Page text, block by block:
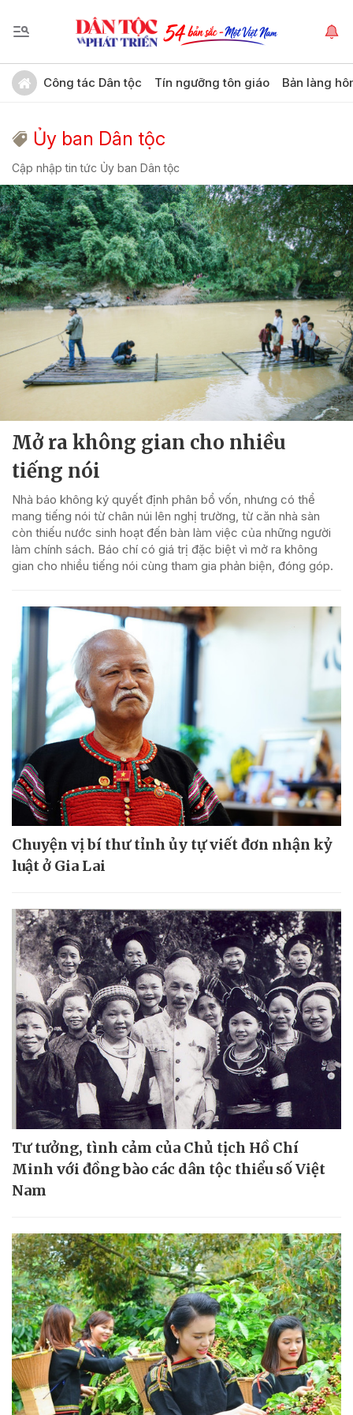
Công tác Dân tộc Tín ngưỡng tôn giáo Bản làng
Ủy ban Dân tộc
Cập nhập tin tức Ủy ban Dân tộc
Mở ra không gian cho nhiều
tiếng nói
Nhà báo không ký quyết định phân bổ vốn, nhưng có thể
mang tiếng nói từ chân núi lên nghị trường, từ căn nhà sàn
còn thiếu nước sinh hoạt đến bàn làm việc của những người
làm chính sách. Báo chí có giá trị đặc biệt vì mở ra không
gian cho nhiều tiếng nói cùng tham gia phản biện, đóng góp.
Chuyện vị bí thư tỉnh ủy tự viết đơn nhận kỷ
luật ở Gia Lai
Tư tưởng, tình cảm của Chủ tịch Hồ Chí
Minh với đồng bào các dân tộc thiểu số Việt
Nam